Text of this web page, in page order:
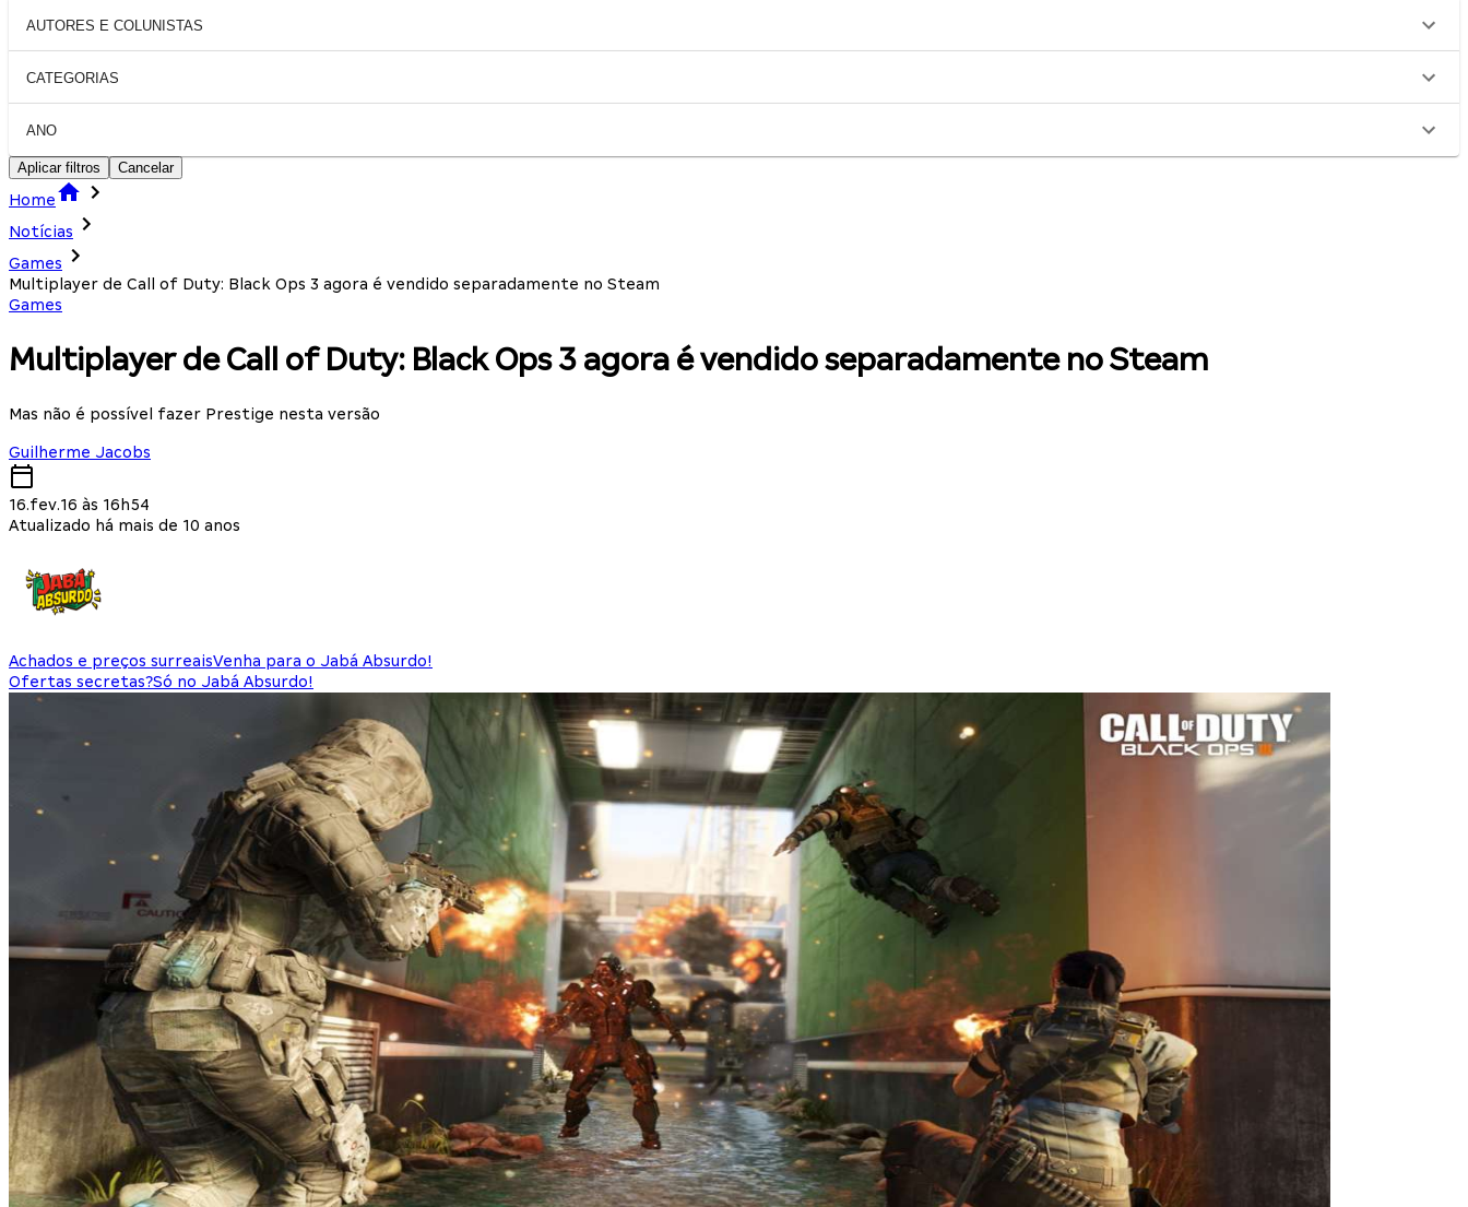
AUTORES E COLUNISTAS
CATEGORIAS
ANO
Aplicar filtros Cancelar
Home
Notícias
Games
Multiplayer de Call of Duty: Black Ops 3 agora é vendido separadamente no Steam
Games
Multiplayer de Call of Duty: Black Ops 3 agora é vendido separadamente no Steam
Mas não é possível fazer Prestige nesta versão
Guilherme Jacobs
16.fev.16 às 16h54
Atualizado há mais de 10 anos
Achados e preços surreaisVenha para o Jabá Absurdo!
Ofertas secretas?Só no Jabá Absurdo!